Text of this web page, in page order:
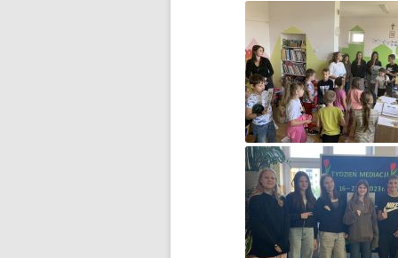
DOMOWY TEATRZYK
DOMOWY TEATRZYK – CZĘŚĆ 2
DROGA DO WOLNOŚCI…
DZIĘKUJEMY ZA WASZE
WIELKIE SERCA!
DZIEŃ DZIECKA
DZIEŃ KOBIET